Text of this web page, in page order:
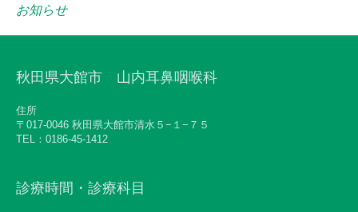
お知らせ
秋田県大館市 山内耳鼻咽喉科
住所
〒017-0046 秋田県大館市清水５−１−７５
TEL：0186-45-1412
診療時間・診療科目